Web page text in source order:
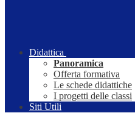
Didattica
Panoramica
Offerta formativa
Le schede didattiche
I progetti delle classi
Siti Utili